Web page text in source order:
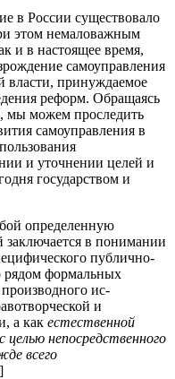
в России существовало
этом немаловажным
и в нас­тоящее время,
самоуправления
власти, принуждаемое
реформ. Обращаясь
мы можем прос­ледить
самоуправления в
и уточнении целей и
государством и
определенную
заключается в понимании
публично-
рядом формальных
ис­
и
а как естествен­ной
целью непо­средственного
всего